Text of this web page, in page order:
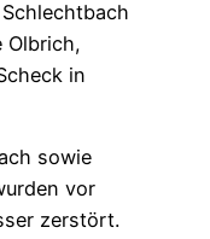
Olbrich,
in
sowie
vor
zerstört.